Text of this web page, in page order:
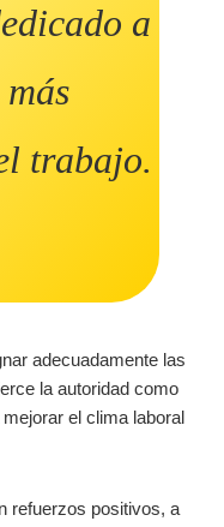
a
trabajo.
adecuadamente las
la autoridad como
el clima laboral
refuerzos positivos, a